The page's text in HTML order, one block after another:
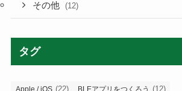
その他 (12)
タグ
Apple / iOS (22) BLEアプリをつくろう (12)